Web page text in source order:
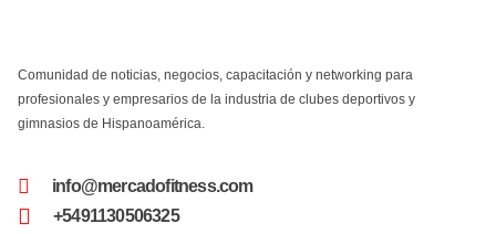
Comunidad de noticias, negocios, capacitación y networking para
profesionales y empresarios de la industria de clubes deportivos y
gimnasios de Hispanoamérica.
info@mercadofitness.com
+5491130506325